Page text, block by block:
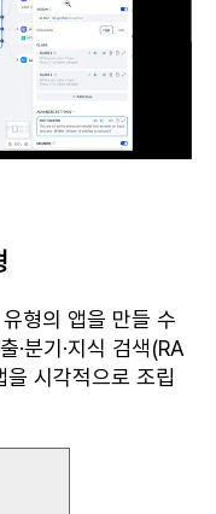
형의 앱을 만들 수
·분기·지식 검색(RA
을 시각적으로 조립